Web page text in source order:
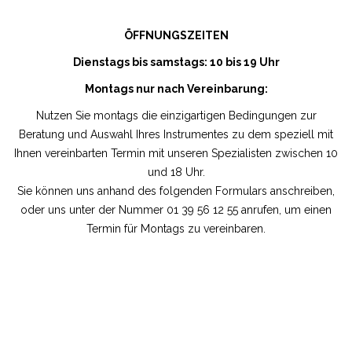
ÖFFNUNGSZEITEN
Dienstags bis samstags: 10 bis 19 Uhr
Montags nur nach Vereinbarung:
Nutzen Sie montags die einzigartigen Bedingungen zur
Beratung und Auswahl Ihres Instrumentes zu dem speziell mit
Ihnen vereinbarten Termin mit unseren Spezialisten zwischen 10
und 18 Uhr.
Sie können uns anhand des folgenden Formulars anschreiben,
oder uns unter der Nummer 01 39 56 12 55 anrufen, um einen
Termin für Montags zu vereinbaren.